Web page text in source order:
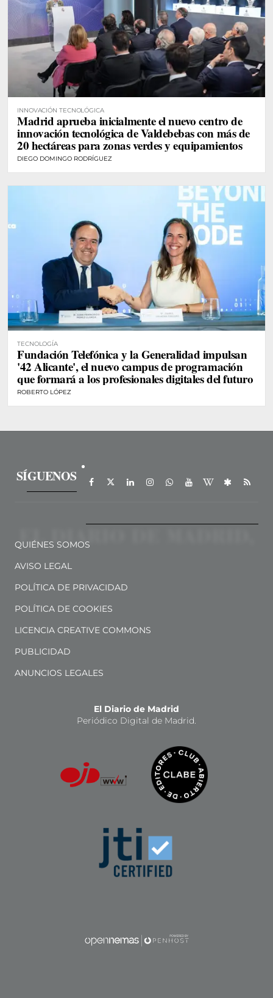
INNOVACIÓN TECNOLÓGICA
Madrid aprueba inicialmente el nuevo centro de
innovación tecnológica de Valdebebas con más de
20 hectáreas para zonas verdes y equipamientos
DIEGO DOMINGO RODRÍGUEZ
TECNOLOGÍA
Fundación Telefónica y la Generalidad impulsan
'42 Alicante', el nuevo campus de programación
que formará a los profesionales digitales del futuro
ROBERTO LÓPEZ
SÍGUENOS
QUIÉNES SOMOS
AVISO LEGAL
POLÍTICA DE PRIVACIDAD
POLÍTICA DE COOKIES
LICENCIA CREATIVE COMMONS
PUBLICIDAD
ANUNCIOS LEGALES
El Diario de Madrid
Periódico Digital de Madrid.